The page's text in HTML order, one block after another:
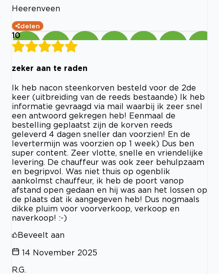
Heerenveen
delen
10
zeker aan te raden
Ik heb nacon steenkorven besteld voor de 2de
keer (uitbreiding van de reeds bestaande) Ik heb
informatie gevraagd via mail waarbij ik zeer snel
een antwoord gekregen heb! Eenmaal de
bestelling geplaatst zijn de korven reeds
geleverd 4 dagen sneller dan voorzien! En de
levertermijn was voorzien op 1 week) Dus ben
super content. Zeer vlotte, snelle en vriendelijke
levering. De chauffeur was ook zeer behulpzaam
en begripvol. Was niet thuis op ogenblik
aankolmst chauffeur, ik heb de poort vanop
afstand open gedaan en hij was aan het lossen op
de plaats dat ik aangegeven heb! Dus nogmaals
dikke pluim voor voorverkoop, verkoop en
naverkoop! :-)
Beveelt aan
14 November 2025
R.G.